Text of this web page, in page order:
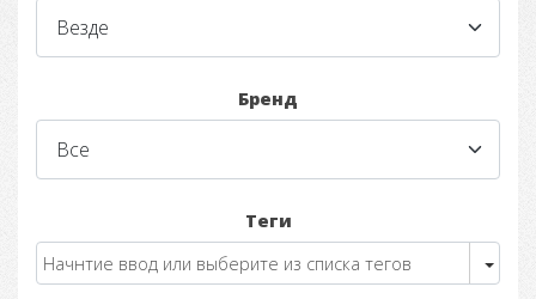
Бренд
Теги